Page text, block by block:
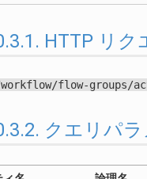
HTTP リク
flow-groups/
クエリパラ